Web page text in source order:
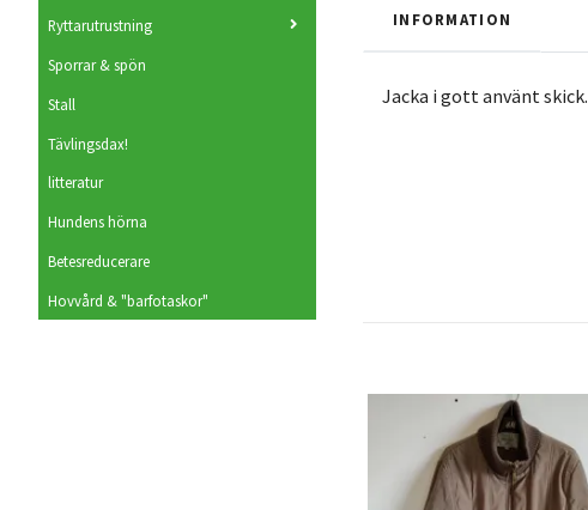
Ryttarutrustning
Sporrar & spön
Stall
Tävlingsdax!
litteratur
Hundens hörna
Betesreducerare
Hovvård & "barfotaskor"
INFORMATION
Jacka i gott använt skick.